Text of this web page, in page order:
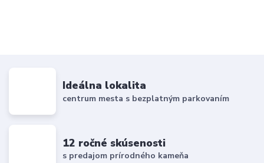
Ideálna lokalita
centrum mesta s bezplatným parkovaním
12 ročné skúsenosti
s predajom prírodného kameňa